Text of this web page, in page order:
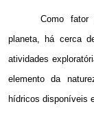
Como
planeta, há cerca
atividades
elemento da
hídricos disponíveis